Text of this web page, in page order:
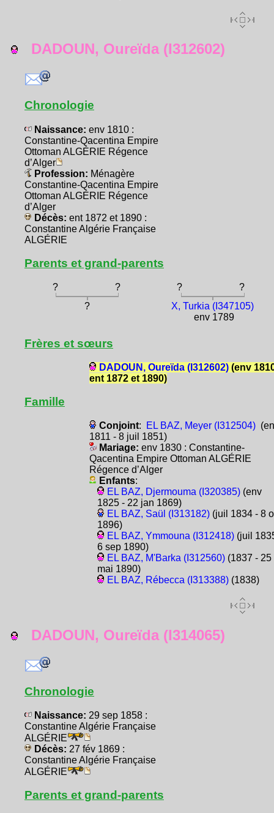
DADOUN, Oureïda (I312602)
Chronologie
Naissance: env 1810 :
Constantine-Qacentina Empire
Ottoman ALGÉRIE Régence
d’Alger
Profession: Ménagère
Constantine-Qacentina Empire
Ottoman ALGÉRIE Régence
d’Alger
Décès: ent 1872 et 1890 :
Constantine Algérie Française
ALGÉRIE
Parents et grand-parents
? ? ?
?
?
X, Turkia (I347105)
env 1789
Frères et sœurs
DADOUN, Oureïda (I312602)(env
ent 1872 et 1890)
Famille
Conjoint: EL BAZ, Meyer (I312504)
1811 - 8 juil 1851)
Mariage: env 1830 : Constantine-
Qacentina Empire Ottoman ALGÉRIE
Régence d’Alger
Enfants:
EL BAZ, Djermouma (I320385)(env
1825 - 22 jan 1869)
EL BAZ, Saül (I313182)(juil 1834 - 8
1896)
EL BAZ, Ymmouna (I312418)(juil
6 sep 1890)
EL BAZ, M'Barka (I312560)(1837 - 25
mai 1890)
EL BAZ, Rébecca (I313388)(1838)
DADOUN, Oureïda (I314065)
Chronologie
Naissance: 29 sep 1858 :
Constantine Algérie Française
ALGÉRIE
Décès: 27 fév 1869 :
Constantine Algérie Française
ALGÉRIE
Parents et grand-parents